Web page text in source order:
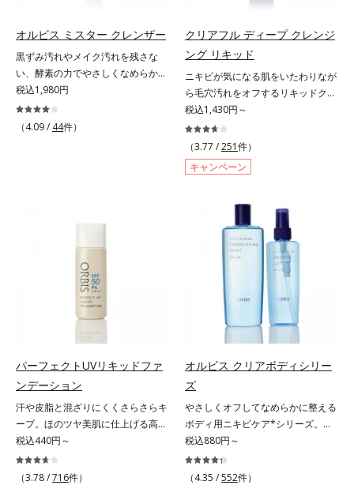
透力(*2)と安定性を実現。毛穴の目
立ちをしっかりケア(*3)して、ゆら
ぎやすいニキビ肌を、みずみずしい
清潔な垢抜け肌(*4)へと導きます。
たっぷりの保湿成分で低刺激。敏感
肌の方にもお使いいただけます
おきないというわけではありません
※敏感肌対象パッチテスト済（すべ
ての人に皮膚刺激がおきないという
わけではありません）
を配合。カプセルが浸透(*6)してか
て、高い浸透力(*6)と安定性を実
現。毛穴の目立ちをしっかりケア
(*7)して、ゆらぎやすいニキビ肌
を、みずみずしい清潔な垢抜け肌
(*1)へと導きます。たっぷりの保湿
成分で低刺激。敏感肌の方にもお使
いいただけます(*8)。L＝さっぱり
タイプ（ニキビのできやすい肌・超
脂性肌～普通肌）M＝しっとりタイ
～乾性肌）*1 洗浄による汚れの除
去*2 キメの乱れによる*3 テトラ2-
ヘキシルデカン酸アスコルビル配合
＝整肌成分*4 天然ビタミンE、イノ
シット、フィチン酸、ユズセラミ
ド、スフィンゴ糖脂質*5 テトラ2-
ヘキシルデカン酸アスコルビル、天
然ビタミンE、イノシット、フィチ
ン酸、ユズセラミド、スフィンゴ糖
肌成分*6 角層まで*7 うるおいによ
りキメを整えて毛穴を目立たなくす
る*8 すべての方に皮膚刺激がおき
ないというわけではありません※敏
感肌対象パッチテスト済（すべての
人に皮膚刺激がおきないというわけ
ではありません）※弱酸性（ローシ
オルビス ミスター クレンザー
黒ずみ汚れやメイク汚れを残さな
い、酵素の力でやさしくなめらかに
洗い上げるW洗顔不要のスペシャル
クレンザー。過剰な皮脂とその皮脂
汚れが詰まって発生する黒ずみ汚れ
汚れを繰り返しません。さらに、
毛穴の汚れをしっかり洗い流す期待
感が高まる黒と、優しく肌に吸い付
くようなとろけ感のジェル状テクス
チャー。毛穴の黒ずみもメイクもし
だしい朝も疲れて帰ってきた夜も手
軽にご使用いただけます。*1 リパ
ーゼ、リンゴ酸*2 イソステアリル
アスコルビルリン酸２Na、プラン
クトンエキス、ハス花エキス、乳酸
桿菌/セイヨウナシ果汁発酵液、ア
ルギニン【ご使用ステップ】オルビ
税込1,980円
（4.09 / 44件）
クリアフル ディープ クレンジ
ング リキッド
ニキビが気になる肌をいたわりなが
ら毛穴汚れをオフするリキッドクレ
ンジング。ニキビにお悩みの肌をい
たわりながら、メイクをしっかりオ
フするリキッドクレンジングです。
ファンデーション、ポイントメイク
などの個々の汚れに対応する洗浄成
イク汚れをするんと落とします。ニ
キビの原因となる毛穴の詰まりとメ
イク汚れにピタッと密着して落とす
「毛穴クリア処方(*)」を採用。さら
にオルビスのニキビ対策スキンケア
「クリアフルシリーズ」と共通の成
分も配合し、クリアな肌へ。肌への
摩擦を軽減させるための厚みのある
テクスチャーと、たっぷり40％のう
るおい成分、植物由来の洗浄成分も
配合し、繊細な肌をやさしく洗い上
げます。* 皮脂やメイクの油となじ
み、毛穴の汚れを落とす処方
税込1,430円～
（3.77 /251件）
キャンペーン
パーフェクトUVリキッドファ
ンデーション
汗や皮脂と混ざりにくくさらさらキ
ープ。ほのツヤ美肌に仕上げる高
SPFファンデ。SPF50・PA++++で紫
外線を強力カットしながら、さらさ
ら美肌が10時間(*)続くリキッドフ
税込440円～
（3.78 /716件）
オルビス クリアボディシリー
ズ
やさしくオフしてなめらかに整える
ボディ用ニキビケア*シリーズ。背
中や胸元は皮脂が多く、意外とニキ
ビのできやすい部分です。顔と背中
では皮膚の厚みが違うから、すべす
税込880円～
（4.35 /552件）